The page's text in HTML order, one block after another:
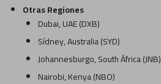
Otras Regiones
Dubai, UAE (DXB)
Sídney, Australia (SYD)
Johannesburgo, South África (JNB)
Nairobi, Kenya (NBO)